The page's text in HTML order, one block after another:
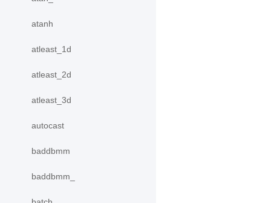
atanh
atleast_1d
atleast_2d
atleast_3d
autocast
baddbmm
baddbmm_